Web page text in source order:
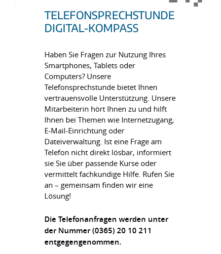
TELEFONSPRECHSTUNDE
DIGITAL-KOMPASS
Haben Sie Fragen zur Nutzung Ihres
Smartphones, Tablets oder
Computers? Unsere
Telefonsprechstunde bietet Ihnen
vertrauensvolle Unterstützung. Unsere
Mitarbeiterin hört Ihnen zu und hilft
Ihnen bei Themen wie Internetzugang,
E-Mail-Einrichtung oder
Dateiverwaltung. Ist eine Frage am
Telefon nicht direkt lösbar, informiert
sie Sie über passende Kurse oder
vermittelt fachkundige Hilfe. Rufen Sie
an – gemeinsam finden wir eine
Lösung!
Die Telefonanfragen werden unter
der Nummer (0365) 20 10 211
entgegengenommen.